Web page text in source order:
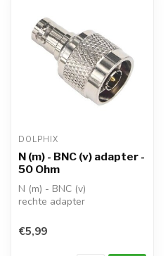
DOLPHIX
N (m) - BNC (v) adapter -
50 Ohm
N (m) - BNC (v)
rechte adapter
1x adapter
€5,99